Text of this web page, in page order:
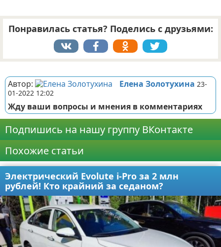
Понравилась статья? Поделись с друзьями:
Автор: Елена Золотухина 23-
01-2022 12:02
Жду ваши вопросы и мнения в комментариях
Подпишись на нашу группу ВКонтакте
Похожие статьи
Электрический Evolute i-Pro за 2 млн
рублей! Кто крайний за седаном?